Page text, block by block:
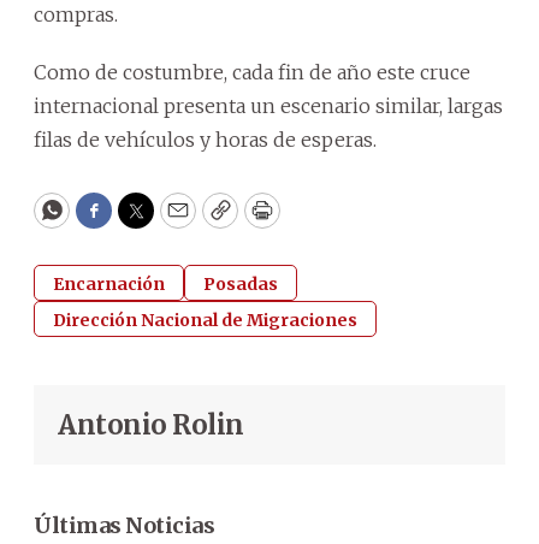
compras.
Como de costumbre, cada fin de año este cruce
internacional presenta un escenario similar, largas
filas de vehículos y horas de esperas.
WhatsApp
Facebook
Twitter
EmailCopyPrint
Encarnación
Posadas
Dirección Nacional de Migraciones
Antonio Rolin
Últimas Noticias